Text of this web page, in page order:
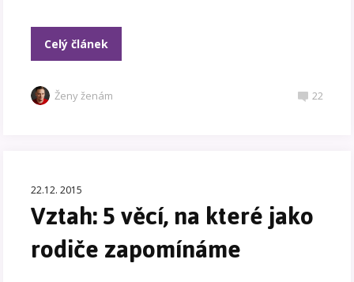
Celý článek
Ženy ženám 22
22.12. 2015
Vztah: 5 věcí, na které jako
rodiče zapomínáme